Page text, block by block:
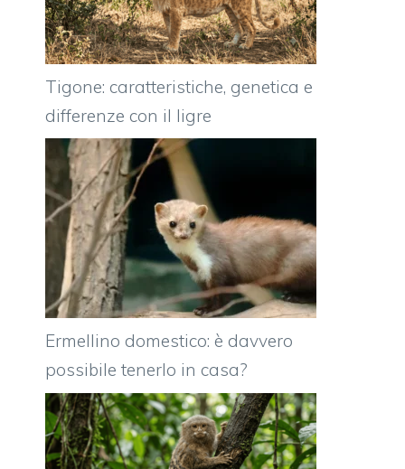
Tigone: caratteristiche, genetica e
differenze con il ligre
Ermellino domestico: è davvero
possibile tenerlo in casa?